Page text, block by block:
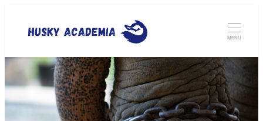
MENU